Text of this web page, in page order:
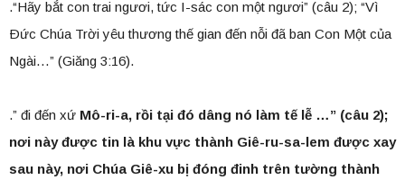
.“Hãy bắt con trai ngươi, tức I-sác con một ngươi” (câu 2); “Vì
Ðức Chúa Trời yêu thương thế gian đến nỗi đã ban Con Một của
Ngài…” (Giăng 3:16).
.” đi đến xứ Mô-ri-a, rồi tại đó dâng nó làm tế lễ …” (câu 2);
nơi này được tin là khu vực thành Giê-ru-sa-lem được xay
sau này, nơi Chúa Giê-xu bị đóng đinh trên tường thành